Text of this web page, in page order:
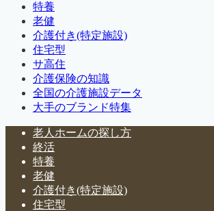
特養
老健
介護付き(特定施設)
住宅型
サ高住
介護保険の知識
全国の介護施設データ
大手のブランド特集
老人ホームの探し方
終活
特養
老健
介護付き(特定施設)
住宅型